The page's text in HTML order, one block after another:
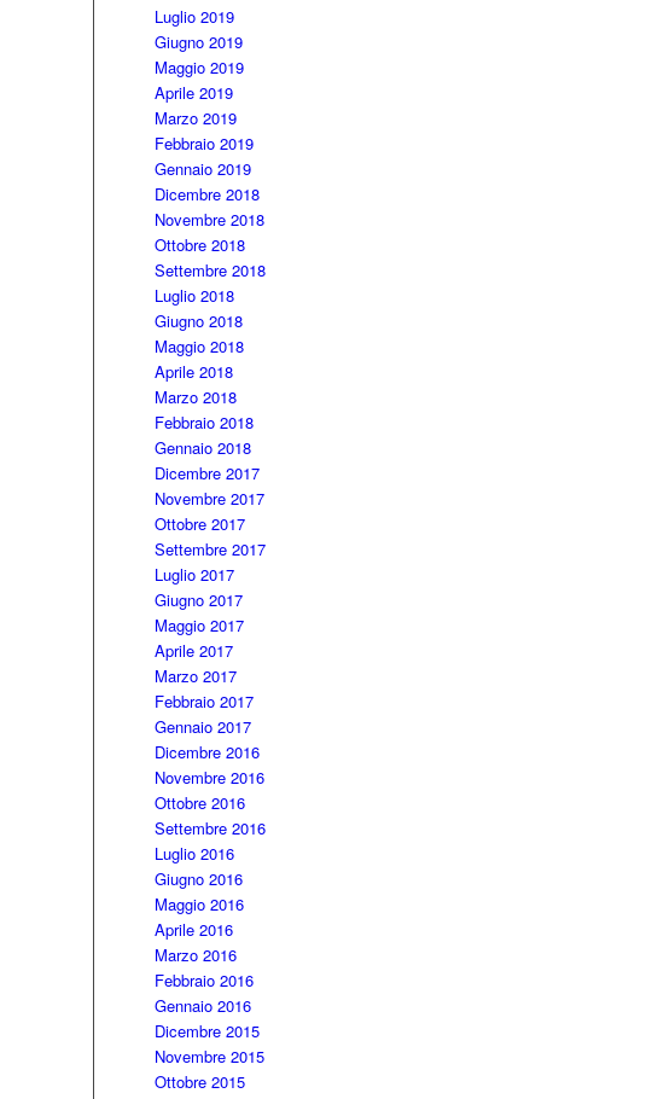
Luglio 2019
Giugno 2019
Maggio 2019
Aprile 2019
Marzo 2019
Febbraio 2019
Gennaio 2019
Dicembre 2018
Novembre 2018
Ottobre 2018
Settembre 2018
Luglio 2018
Giugno 2018
Maggio 2018
Aprile 2018
Marzo 2018
Febbraio 2018
Gennaio 2018
Dicembre 2017
Novembre 2017
Ottobre 2017
Settembre 2017
Luglio 2017
Giugno 2017
Maggio 2017
Aprile 2017
Marzo 2017
Febbraio 2017
Gennaio 2017
Dicembre 2016
Novembre 2016
Ottobre 2016
Settembre 2016
Luglio 2016
Giugno 2016
Maggio 2016
Aprile 2016
Marzo 2016
Febbraio 2016
Gennaio 2016
Dicembre 2015
Novembre 2015
Ottobre 2015